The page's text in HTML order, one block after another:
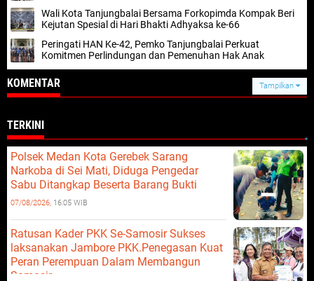
Wali Kota Tanjungbalai Bersama Forkopimda Kompak Beri
Kejutan Spesial di Hari Bhakti Adhyaksa ke-66
Peringati HAN Ke-42, Pemko Tanjungbalai Perkuat
Komitmen Perlindungan dan Pemenuhan Hak Anak
KOMENTAR Tampilkan
TERKINI
Polsek Medan Kota Gerebek Sarang
Narkoba di Sei Mati, Diduga Pengedar
Sabu Ditangkap Beserta Barang Bukti
07/08/2026, 16:05 WIB
Ratusan Kader PKK Se-Samosir Sukses
laksanakan Jambore PKK.Penegasan Kuat
Peran Perempuan Dalam Membangun
Samosir.